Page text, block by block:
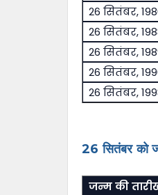
26 सितंबर,
26 सितंबर,
26 सितंबर,
26 सितंबर,
26 सितंबर,
26 सितंबर को
जन्म की